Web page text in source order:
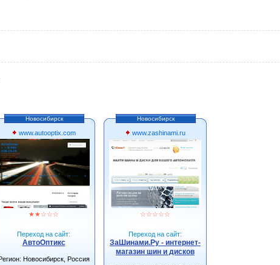
Новосибирск
www.autooptix.com
★★☆☆☆
Переход на сайт:
АвтоОптикс
Новосибирск, Россия
Новосибирск
www.zashinami.ru
☆☆☆☆☆
Переход на сайт:
ЗаШинами.Ру - интернет-
магазин шин и дисков